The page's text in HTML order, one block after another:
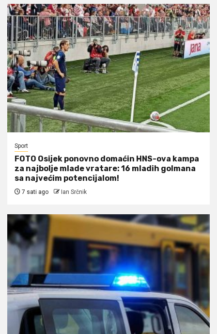
Sport
FOTO Osijek ponovno domaćin HNS-ova kampa
za najbolje mlade vratare: 16 mladih golmana
sa najvećim potencijalom!
7 sati ago Ian Srčnik